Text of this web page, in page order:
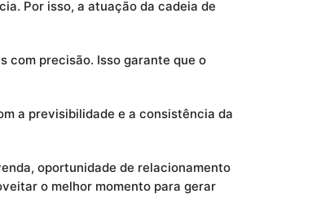
Por isso, a atuação da cadeia de
com precisão. Isso garante que o
a previsibilidade e a consistência da
oportunidade de relacionamento
o melhor momento para gerar